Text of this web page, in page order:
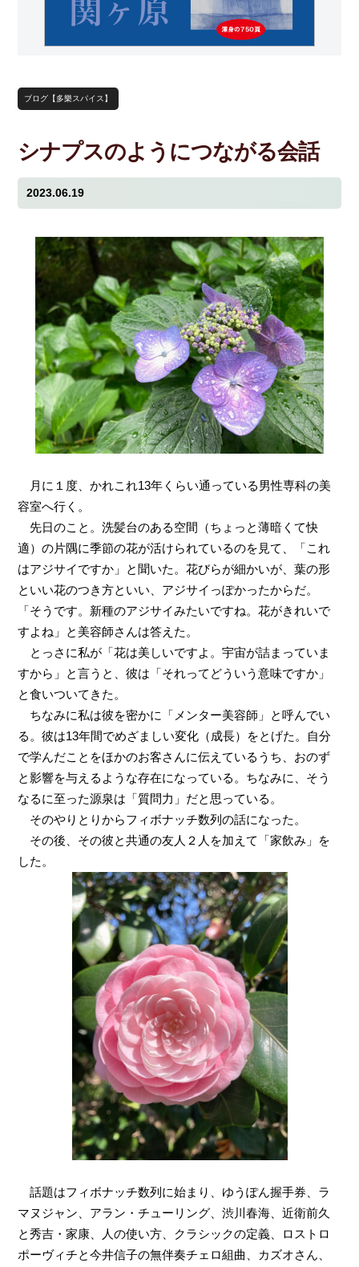
ブログ【多樂スパイス】
シナプスのようにつながる会話
2023.06.19
月に１度、かれこれ13年くらい通っている男性専科の美
容室へ行く。
先日のこと。洗髪台のある空間（ちょっと薄暗くて快
適）の片隅に季節の花が活けられているのを見て、「これ
はアジサイですか」と聞いた。花びらが細かいが、葉の形
といい花のつき方といい、アジサイっぽかったからだ。
「そうです。新種のアジサイみたいですね。花がきれいで
すよね」と美容師さんは答えた。
とっさに私が「花は美しいですよ。宇宙が詰まっていま
すから」と言うと、彼は「それってどういう意味ですか」
と食いついてきた。
ちなみに私は彼を密かに「メンター美容師」と呼んでい
る。彼は13年間でめざましい変化（成長）をとげた。自分
で学んだことをほかのお客さんに伝えているうち、おのず
と影響を与えるような存在になっている。ちなみに、そう
なるに至った源泉は「質問力」だと思っている。
そのやりとりからフィボナッチ数列の話になった。
その後、その彼と共通の友人２人を加えて「家飲み」を
した。
話題はフィボナッチ数列に始まり、ゆうぽん握手券、ラ
マヌジャン、アラン・チューリング、渋川春海、近衛前久
と秀吉・家康、人の使い方、クラシックの定義、ロストロ
ポーヴィチと今井信子の無伴奏チェロ組曲、カズオさん、